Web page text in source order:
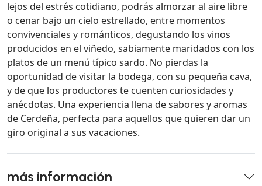
lejos del estrés cotidiano, podrás almorzar al aire libre
o cenar bajo un cielo estrellado, entre momentos
convivenciales y románticos, degustando los vinos
producidos en el viñedo, sabiamente maridados con los
platos de un menú típico sardo. No pierdas la
oportunidad de visitar la bodega, con su pequeña cava,
y de que los productores te cuenten curiosidades y
anécdotas. Una experiencia llena de sabores y aromas
de Cerdeña, perfecta para aquellos que quieren dar un
giro original a sus vacaciones.
más información